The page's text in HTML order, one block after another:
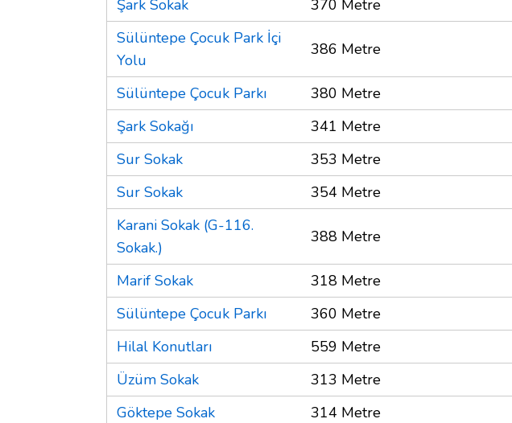
Şark Sokak
370 Metre
Sülüntepe Çocuk Park İçi
Yolu
386 Metre
Sülüntepe Çocuk Parkı
380 Metre
Şark Sokağı
341 Metre
Sur Sokak
353 Metre
Sur Sokak
354 Metre
Karani Sokak (G-116.
Sokak.)
388 Metre
Marif Sokak
318 Metre
Sülüntepe Çocuk Parkı
360 Metre
Hilal Konutları
559 Metre
Üzüm Sokak
313 Metre
Göktepe Sokak
314 Metre